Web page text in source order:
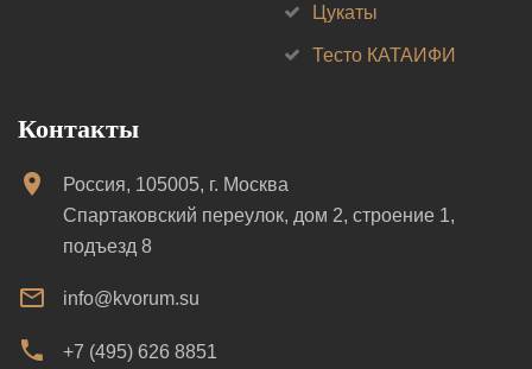
Цукаты
Тесто КАТАИФИ
Контакты
Россия, 105005, г. Москва
Спартаковский переулок, дом 2, строение 1,
подъезд 8
info@kvorum.su
+7 (495) 626 8851